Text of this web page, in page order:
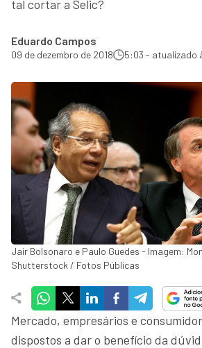
tal cortar a Selic?
Eduardo Campos
09 de dezembro de 2018 5:03 - atualizado
Jair Bolsonaro e Paulo Guedes - Imagem:
Shutterstock / Fotos Públicas
Mercado, empresários e
dispostos a dar o benefício da